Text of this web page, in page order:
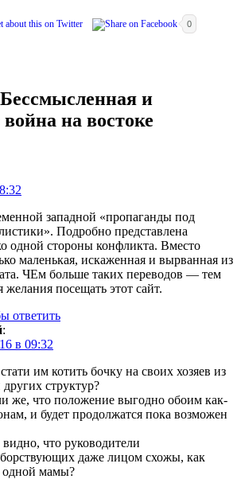
0
Бессмысленная и
на востоке
западной «пропаганды под
Подробно представлена
одной стороны конфликта. Вместо
маленькая, искаженная и вырванная из
ЧЕм больше таких переводов — тем
посещать этот сайт.
ответить
:
в 09:32
им котить бочку на своих хозяев из
других структур?
же, что положение выгодно обоим как-
и будет продолжатся пока возможен
видно, что руководители
даже лицом схожы, как
одной мамы?